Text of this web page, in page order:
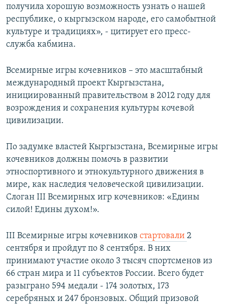
получила хорошую возможность узнать о нашей
республике, о кыргызском народе, его самобытной
культуре и традициях», - цитирует его пресс-
служба кабмина.
Всемирные игры кочевников – это масштабный
международный проект Кыргызстана,
инициированный правительством в 2012 году для
возрождения и сохранения культуры кочевой
цивилизации.
По задумке властей Кыргызстана, Всемирные игры
кочевников должны помочь в развитии
этноспортивного и этнокультурного движения в
мире, как наследия человеческой цивилизации.
Слоган III Всемирных игр кочевников: «Едины
силой! Едины духом!».
III Всемирные игры кочевников стартовали 2
сентября и пройдут по 8 сентября. В них
принимают участие около 3 тысяч спортсменов из
66 стран мира и 11 субъектов России. Всего будет
разыграно 594 медали - 174 золотых, 173
серебряных и 247 бронзовых. Общий призовой